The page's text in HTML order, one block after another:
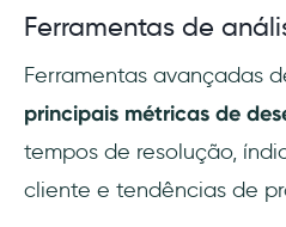
Ferramentas de
Ferramentas avançadas
principais métricas de
tempos de resolução,
cliente e tendências de